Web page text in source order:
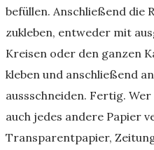
befüllen. Anschließend die
zukleben, entweder mit
Kreisen oder den ganzen
kleben und anschließend
aussschneiden. Fertig.
auch jedes andere Papier
Transparentpapier,